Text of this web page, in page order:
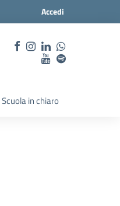
Accedi
Scuola in chiaro